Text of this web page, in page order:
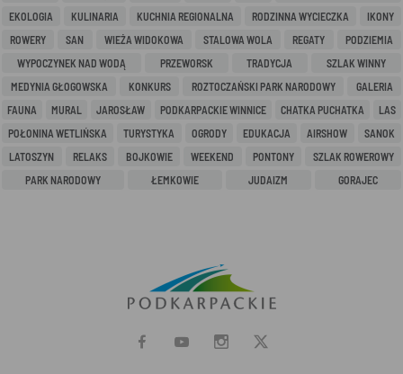
EKOLOGIA
KULINARIA KUCHNIA REGIONALNA RODZINNA WYCIECZKA
IKONY
ROWERY
SAN WIEŻA WIDOKOWA STALOWA WOLA REGATY
PODZIEMIA
WYPOCZYNEK NAD WODĄ
PRZEWORSK TRADYCJA
SZLAK WINNY
MEDYNIA GŁOGOWSKA
KONKURS ROZTOCZAŃSKI PARK NARODOWY
GALERIA
FAUNA
MURAL JAROSŁAW PODKARPACKIE WINNICE CHATKA PUCHATKA
LAS
POŁONINA WETLIŃSKA
TURYSTYKA OGRODY EDUKACJA AIRSHOW
SANOK
LATOSZYN
RELAKS BOJKOWIE WEEKEND PONTONY
SZLAK ROWEROWY
PARK NARODOWY
ŁEMKOWIE JUDAIZM GORAJEC